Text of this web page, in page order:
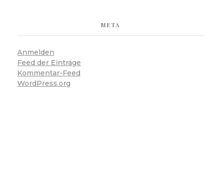
META
Anmelden
Feed der Einträge
Kommentar-Feed
WordPress.org